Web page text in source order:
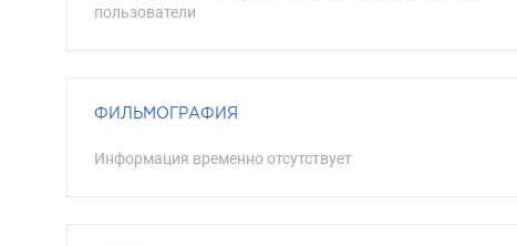
пользователи
ФИЛЬМОГРАФИЯ
Информация временно отсутствует